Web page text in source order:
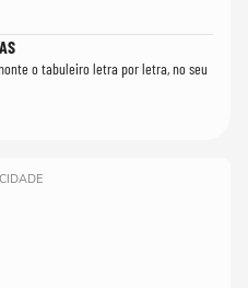
o tabuleiro letra por letra, no seu